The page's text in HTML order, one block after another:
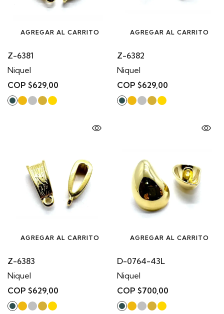
AGREGAR AL CARRITO
Z-6381
Niquel
COP $629,00
AGREGAR AL CARRITO
Z-6382
Niquel
COP $629,00
AGREGAR AL CARRITO
Z-6383
Niquel
COP $629,00
AGREGAR AL CARRITO
D-0764-43L
Niquel
COP $700,00